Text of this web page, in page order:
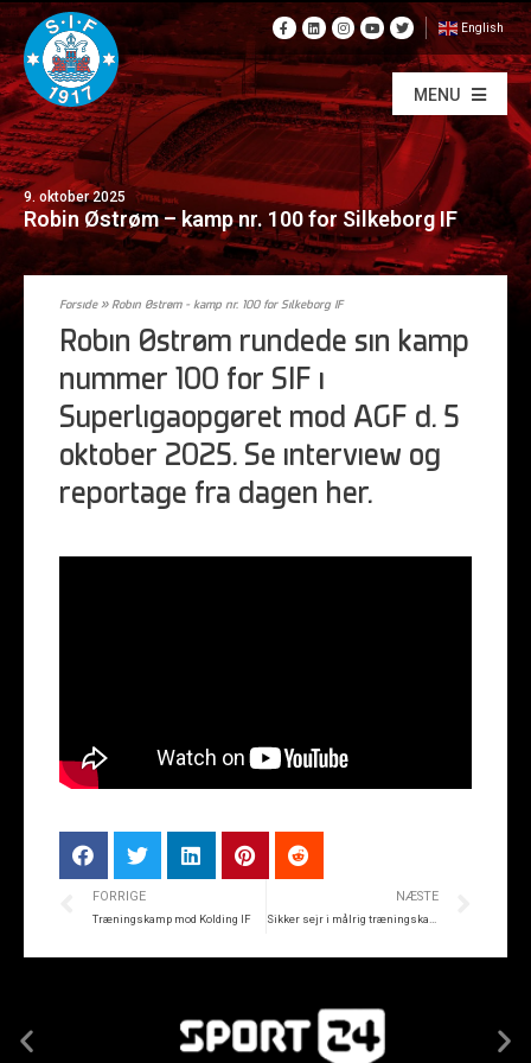
English
MENU
9. oktober 2025
Robin Østrøm – kamp nr. 100 for Silkeborg IF
Forside»Robin Østrøm – kamp nr. 100 for Silkeborg IF
Robin Østrøm rundede sin kamp
nummer 100 for SIF i
Superligaopgøret mod AGF d. 5
oktober 2025. Se interview og
reportage fra dagen her.
FORRIGE
Træningskamp mod Kolding IF
NÆSTE